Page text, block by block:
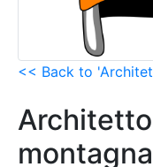
<< Back to
montagna